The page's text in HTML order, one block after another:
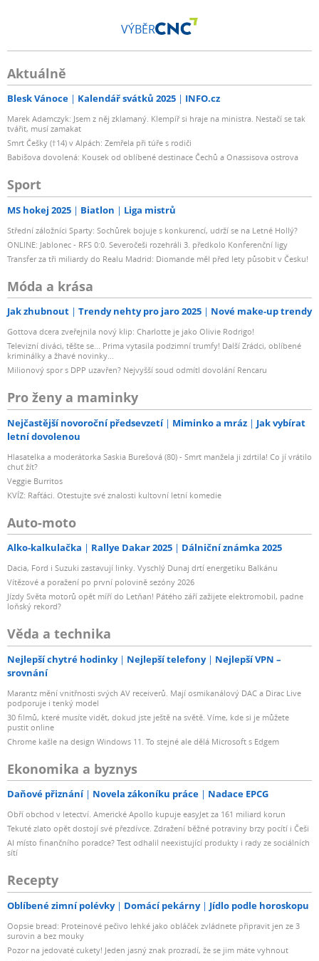
VÝBĚR
Aktuálně
Blesk Vánoce Kalendář svátků 2025 INFO.cz
Marek Adamczyk: Jsem z něj zklamaný. Klempíř si hraje na ministra. Nestačí se tak
tvářit, musí zamakat
Smrt Češky (†14) v Alpách: Zemřela při túře s rodiči
Babišova dovolená: Kousek od oblíbené destinace Čechů a Onassisova ostrova
Sport
MS hokej 2025 Biatlon Liga mistrů
Střední záložníci Sparty: Sochůrek bojuje s konkurencí, udrží se na Letné Hollý?
ONLINE: Jablonec - RFS 0:0. Severočeši rozehráli 3. předkolo Konferenční ligy
Transfer za tři miliardy do Realu Madrid: Diomande měl před lety působit v Česku!
Móda a krása
Jak zhubnout Trendy nehty pro jaro 2025 Nové make-up trendy
Gottova dcera zveřejnila nový klip: Charlotte je jako Olivie Rodrigo!
Televizní diváci, těšte se... Prima vytasila podzimní trumfy! Další Zrádci, oblíbené
kriminálky a žhavé novinky...
Milionový spor s DPP uzavřen? Nejvyšší soud odmítl dovolání Rencaru
Pro ženy a maminky
Nejčastější novoroční předsevzetí Miminko a mráz
Jak vybírat
letní dovolenou
Hlasatelka a moderátorka Saskia Burešová (80) - Smrt manžela ji zdrtila! Co jí vrátilo
chuť žít?
Veggie Burritos
KVÍZ: Rafťáci. Otestujte své znalosti kultovní letní komedie
Auto-moto
Alko-kalkulačka Rallye Dakar 2025 Dálniční známka 2025
Dacia, Ford i Suzuki zastavují linky. Vyschlý Dunaj drtí energetiku Balkánu
Vítězové a poražení po první polovině sezóny 2026
Jízdy Světa motorů opět míří do Letňan! Pátého září zažijete elektromobil, padne
loňský rekord?
Věda a technika
Nejlepší chytré hodinky Nejlepší telefony
Nejlepší VPN –
srovnání
Marantz mění vnitřnosti svých AV receiverů. Mají osmikanálový DAC a Dirac Live
podporuje i tenký model
30 filmů, které musíte vidět, dokud jste ještě na světě. Víme, kde si je můžete
pustit online
Chrome kašle na design Windows 11. To stejné ale dělá Microsoft s Edgem
Ekonomika a byznys
Daňové přiznání Novela zákoníku práce Nadace EPCG
Obří obchod v letectví. Americké Apollo kupuje easyJet za 161 miliard korun
Tekuté zlato opět dostojí své přezdívce. Zdražení běžné potraviny brzy pocítí i Češi
AI místo finančního poradce? Test odhalil neexistující produkty i rady ze sociálních
sítí
Recepty
Oblíbené zimní polévky Domácí pekárny Jídlo podle horoskopu
Oopsie bread: Proteinové pečivo lehké jako obláček zvládnete připravit jen ze 3
surovin a bez mouky
Pozor na jedovaté cukety! Jeden jasný znak prozradí, že se jim máte vyhnout